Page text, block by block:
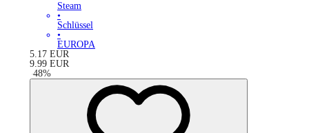
Steam
•
Schlüssel
•
EUROPA
5.17 EUR
9.99 EUR
-48%